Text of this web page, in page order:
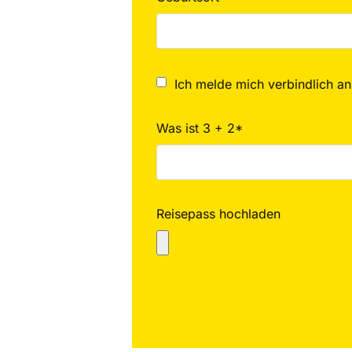
Ich melde mich verbindlich
Was ist 3 + 2*
Reisepass hochladen